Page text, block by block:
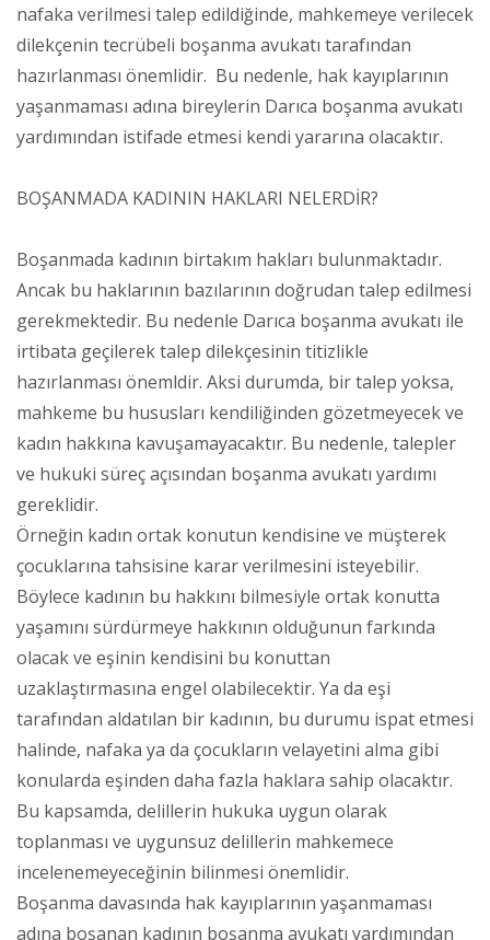
nafaka verilmesi talep edildiğinde, mahkemeye verilecek
dilekçenin tecrübeli boşanma avukatı tarafından
hazırlanması önemlidir. Bu nedenle, hak kayıplarının
yaşanmaması adına bireylerin Darıca boşanma avukatı
yardımından istifade etmesi kendi yararına olacaktır.
BOŞANMADA KADININ HAKLARI NELERDİR?
Boşanmada kadının birtakım hakları bulunmaktadır.
Ancak bu haklarının bazılarının doğrudan talep edilmesi
gerekmektedir. Bu nedenle Darıca boşanma avukatı ile
irtibata geçilerek talep dilekçesinin titizlikle
hazırlanması önemldir. Aksi durumda, bir talep yoksa,
mahkeme bu hususları kendiliğinden gözetmeyecek ve
kadın hakkına kavuşamayacaktır. Bu nedenle, talepler
ve hukuki süreç açısından boşanma avukatı yardımı
gereklidir.
Örneğin kadın ortak konutun kendisine ve müşterek
çocuklarına tahsisine karar verilmesini isteyebilir.
Böylece kadının bu hakkını bilmesiyle ortak konutta
yaşamını sürdürmeye hakkının olduğunun farkında
olacak ve eşinin kendisini bu konuttan
uzaklaştırmasına engel olabilecektir. Ya da eşi
tarafından aldatılan bir kadının, bu durumu ispat etmesi
halinde, nafaka ya da çocukların velayetini alma gibi
konularda eşinden daha fazla haklara sahip olacaktır.
Bu kapsamda, delillerin hukuka uygun olarak
toplanması ve uygunsuz delillerin mahkemece
incelenemeyeceğinin bilinmesi önemlidir.
Boşanma davasında hak kayıplarının yaşanmaması
adına boşanan kadının boşanma avukatı yardımından